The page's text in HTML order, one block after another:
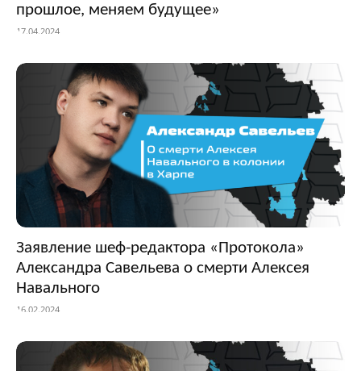
прошлое, меняем будущее»
17.04.2024
Заявление шеф-редактора «Протокола»
Александра Савельева о смерти Алексея
Навального
16.02.2024